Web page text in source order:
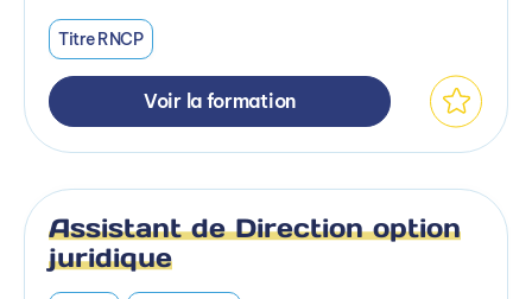
Titre RNCP
Voir la formation
Assistant de Direction option
juridique